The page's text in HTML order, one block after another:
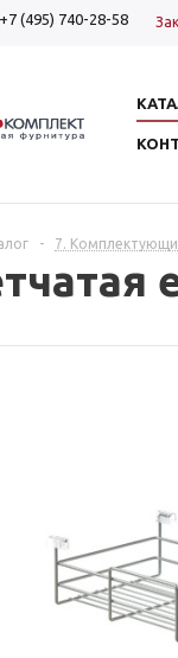
+7 (495) 740-28-58
- 7.